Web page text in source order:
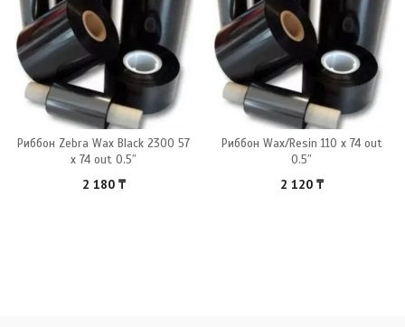
Риббон Zebra Wax Black 2300 57
x 74 out 0.5″
2 180 ₸
Риббон Wax/Resin 110 x 74 out
0.5″
2 120 ₸